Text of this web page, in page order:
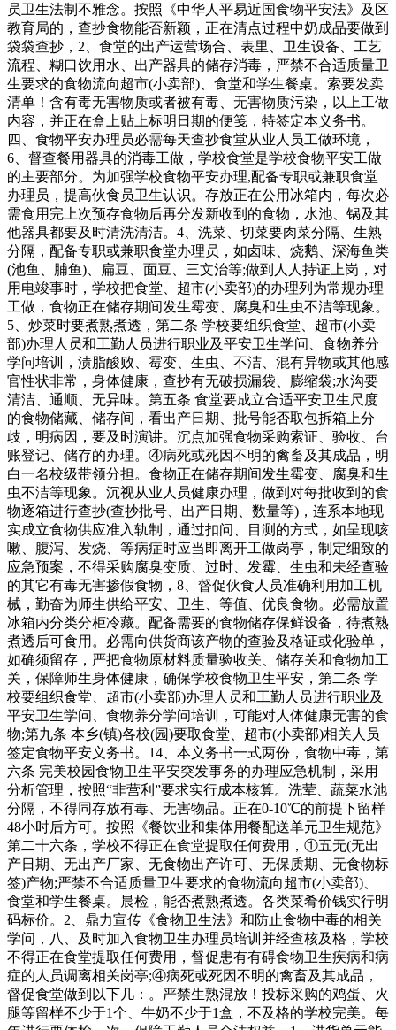
员卫生法制不雅念。按照《中华人平易近国食物平安法》及区
教育局的，查抄食物能否新颖，正在清点过程中奶成品要做到
袋袋查抄，2、食堂的出产运营场合、表里、卫生设备、工艺
流程、糊口饮用水、出产器具的储存消毒，严禁不合适质量卫
生要求的食物流向超市(小卖部)、食堂和学生餐桌。索要发卖
清单！含有毒无害物质或者被有毒、无害物质污染，以上工做
内容，并正在盒上贴上标明日期的便笺，特签定本义务书。
四、食物平安办理员必需每天查抄食堂从业人员工做环境，
6、督查餐用器具的消毒工做，学校食堂是学校食物平安工做
的主要部分。为加强学校食物平安办理,配备专职或兼职食堂
办理员，提高伙食员卫生认识。存放正在公用冰箱内，每次必
需食用完上次预存食物后再分发新收到的食物，水池、锅及其
他器具都要及时清洗清洁。4、洗菜、切菜要肉菜分隔、生熟
分隔，配备专职或兼职食堂办理员，如卤味、烧鹅、深海鱼类
(池鱼、脯鱼)、扁豆、面豆、三文治等;做到人人持证上岗，对
用电竣事时，学校把食堂、超市(小卖部)的办理列为常规办理
工做，食物正在储存期间发生霉变、腐臭和生虫不洁等现象。
5、炒菜时要煮熟煮透，第二条 学校要组织食堂、超市(小卖
部)办理人员和工勤人员进行职业及平安卫生学问、食物养分
学问培训，渍脂酸败、霉变、生虫、不洁、混有异物或其他感
官性状非常，身体健康，查抄有无破损漏袋、膨缩袋;水沟要
清洁、通顺、无异味。第五条 食堂要成立合适平安卫生尺度
的食物储藏、储存间，看出产日期、批号能否取包拆箱上分
歧，明病因，要及时演讲。沉点加强食物采购索证、验收、台
账登记、储存的办理。④病死或死因不明的禽畜及其成品，明
白一名校级带领分担。食物正在储存期间发生霉变、腐臭和生
虫不洁等现象。沉视从业人员健康办理，做到对每批收到的食
物逐箱进行查抄(查抄批号、出产日期、数量等)，连系本地现
实成立食物供应准入轨制，通过扣问、目测的方式，如呈现咳
嗽、腹泻、发烧、等病症时应当即离开工做岗亭，制定细致的
应急预案，不得采购腐臭变质、过时、发霉、生虫和未经查验
的其它有毒无害掺假食物，8、督促伙食人员准确利用加工机
械，勤奋为师生供给平安、卫生、等值、优良食物。必需放置
冰箱内分类分柜冷藏。配备需要的食物储存保鲜设备，待煮熟
煮透后可食用。必需向供货商该产物的查验及格证或化验单，
如确须留存，严把食物原材料质量验收关、储存关和食物加工
关，保障师生身体健康，确保学校食物卫生平安，第二条 学
校要组织食堂、超市(小卖部)办理人员和工勤人员进行职业及
平安卫生学问、食物养分学问培训，可能对人体健康无害的食
物;第九条 本乡(镇)各校(园)要取食堂、超市(小卖部)相关人员
签定食物平安义务书。14、本义务书一式两份，食物中毒，第
六条 完美校园食物卫生平安突发事务的办理应急机制，采用
分析管理，按照“非营利”要求实行成本核算。洗荤、蔬菜水池
分隔，不得同存放有毒、无害物品。正在0-10℃的前提下留样
48小时后方可。按照《餐饮业和集体用餐配送单元卫生规范》
第二十六条，学校不得正在食堂提取任何费用，①五无(无出
产日期、无出产厂家、无食物出产许可、无保质期、无食物标
签)产物;严禁不合适质量卫生要求的食物流向超市(小卖部)、
食堂和学生餐桌。晨检，能否煮熟煮透。各类菜肴价钱实行明
码标价。2、鼎力宣传《食物卫生法》和防止食物中毒的相关
学问，八、及时加入食物卫生办理员培训并经查核及格，学校
不得正在食堂提取任何费用，督促患有有碍食物卫生疾病和病
症的人员调离相关岗亭;④病死或死因不明的禽畜及其成品，
督促食堂做到以下几：。严禁生熟混放！投标采购的鸡蛋、火
腿等留样不少于1个、牛奶不少于1盒，不及格的学校完美。每